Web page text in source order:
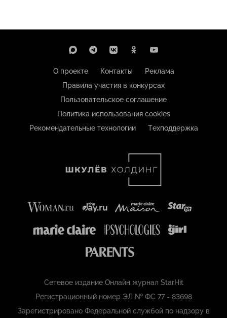
О проекте Контакты
Реклама
Правила участия в конкурсах
Пользовательское соглашение
Политика использования cookies
Рекомендательные технологии
Техподдержка
Сетевое издание Онлайн журнал StarHit
Регистрационный номер ЭЛ № ФС 77 - 83698
Зарегистрировано Федеральной службой по надзору в